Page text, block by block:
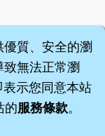
優質、安全的瀏
致無法正常瀏
示您同意本站
的服務條款。